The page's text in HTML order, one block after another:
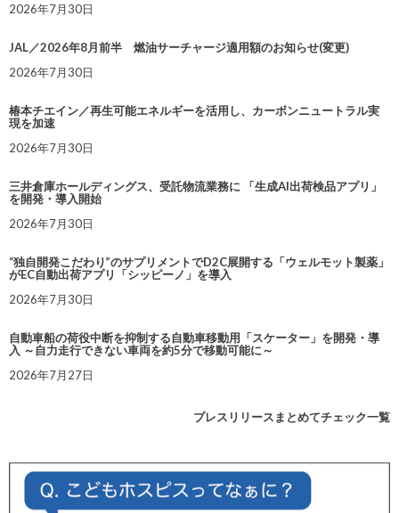
2026年7月30日
JAL／2026年8月前半 燃油サーチャージ適用額のお知らせ(変更)
2026年7月30日
椿本チエイン／再生可能エネルギーを活用し、カーボンニュートラル実
現を加速
2026年7月30日
三井倉庫ホールディングス、受託物流業務に 「生成AI出荷検品アプリ」
を開発・導入開始
2026年7月30日
“独自開発こだわり”のサプリメントでD2C展開する「ウェルモット製薬」
がEC自動出荷アプリ「シッピーノ」を導入
2026年7月30日
自動車船の荷役中断を抑制する自動車移動用「スケーター」を開発・導
入 ～自力走行できない車両を約5分で移動可能に～
2026年7月27日
プレスリリースまとめてチェック一覧